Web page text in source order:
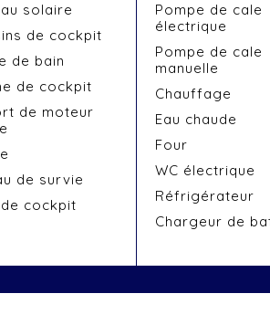
solaire
de cockpit
de bain
de cockpit
de moteur
de survie
cockpit
Pompe de cale
électrique
Pompe de cale
manuelle
Chauffage
Eau chaude
Four
WC électrique
Réfrigérateur
Chargeur de